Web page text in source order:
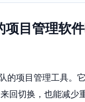
目管理软
的项目管理工具。
回切换，也能减